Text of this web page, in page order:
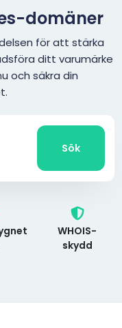
domäner
för att stärka
ditt varumärke
och säkra din
Sök
WHOIS-
skydd